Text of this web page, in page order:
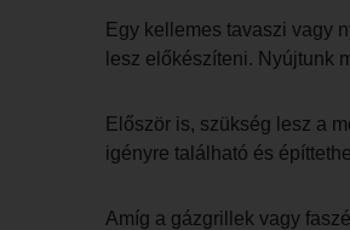
Egy kellemes tavaszi vagy
lesz előkészíteni. Nyújtunk
Először is, szükség lesz a
igényre található és
Amíg a gázgrillek vagy